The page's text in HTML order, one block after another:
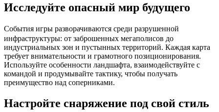
Исследуйте опасный мир будущего
ㅤСобытия игры разворачиваются среди разрушенной
инфраструктуры: от заброшенных мегаполисов до
индустриальных зон и пустынных территорий. Каждая карта
требует внимательности и грамотного позиционирования.
Используйте особенности ландшафта, взаимодействуйте с
командой и продумывайте тактику, чтобы получать
преимущество над соперниками.
Настройте снаряжение под свой стиль